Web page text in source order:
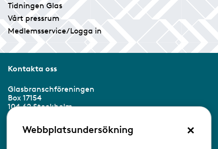
Tidningen Glas
Vårt pressrum
Medlemsservice/Logga in
Kontakta oss
Glasbranschföreningen
Box 17154
104 62 Stockholm
Besöksadress:
Ringvägen 100
Webbplatsundersökning ×